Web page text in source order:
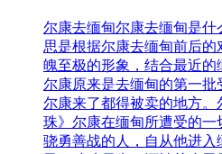
尔康去缅甸尔康去缅甸是什
思是根据尔康去缅甸前后
魄至极的形象，结合最近
尔康原来是去缅甸的第一批
尔康来了都得被卖的地方
珠》尔康在缅甸所遭受的一
骁勇善战的人，自从他进